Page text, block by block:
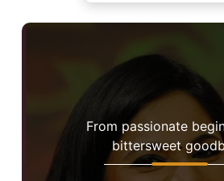
Where Hearts
Their
From passionate
bittersweet